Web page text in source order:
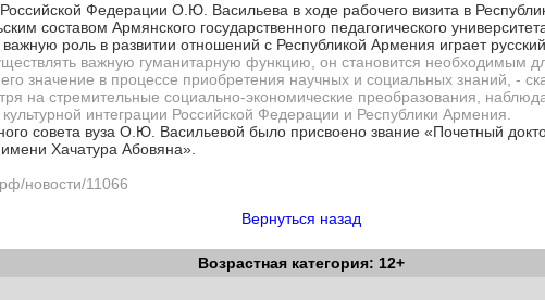
Федерации О.Ю. Васильева в ходе рабочего визита в
составом Армянского государственного педагогического
роль в развитии отношений с Республикой Армения играет русский
важную гуманитарную функцию, он становится необходимым
значение в процессе приобретения научных и социальных знаний, -
на стремительные социально-экономические преобразования,
интеграции Российской Федерации и Республики Армения.
совета вуза О.Ю. Васильевой было присвоено звание «Почетный
имени Хачатура Абовяна».
новости/11066
Вернуться назад
Возрастная категория: 12+